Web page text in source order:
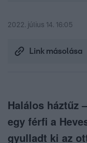
2022. július 14. 16:05
Link másolása
Halálos háztűz
egy férfi a
gyulladt ki az